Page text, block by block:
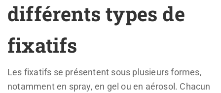
différents types de
fixatifs
Les fixatifs se présentent sous plusieurs formes,
notamment en spray, en gel ou en aérosol. Chacun